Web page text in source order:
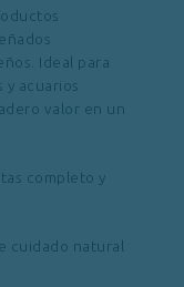
Ideal para
y acuarios
valor en un
completo y
cuidado natural